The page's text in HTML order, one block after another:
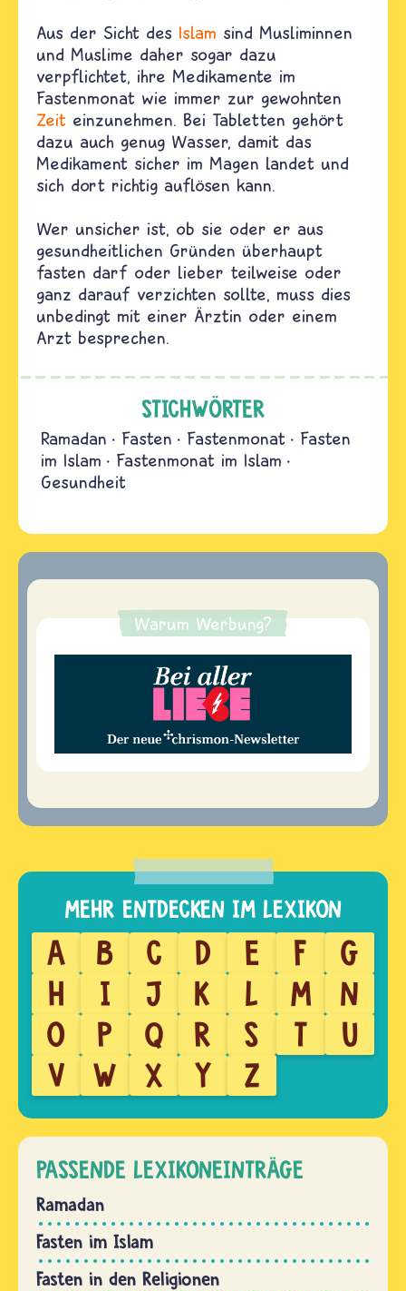
Aus der Sicht des Islam sind Musliminnen
und Muslime daher sogar dazu
verpflichtet, ihre Medikamente im
Fastenmonat wie immer zur gewohnten
Zeit einzunehmen. Bei Tabletten gehört
dazu auch genug Wasser, damit das
Medikament sicher im Magen landet und
sich dort richtig auflösen kann.
Wer unsicher ist, ob sie oder er aus
gesundheitlichen Gründen überhaupt
fasten darf oder lieber teilweise oder
ganz darauf verzichten sollte, muss dies
unbedingt mit einer Ärztin oder einem
Arzt besprechen.
STICHWÖRTER
Ramadan Fasten Fastenmonat
Fasten
im Islam
Fastenmonat im Islam
Gesundheit
Warum Werbung?
A B C D E F
G
H
I J K L M
N
O
P Q R S T
U
V
W X Y Z
PASSENDE LEXIKONEINTRÄGE
Ramadan
Fasten im Islam
Fasten in den Religionen